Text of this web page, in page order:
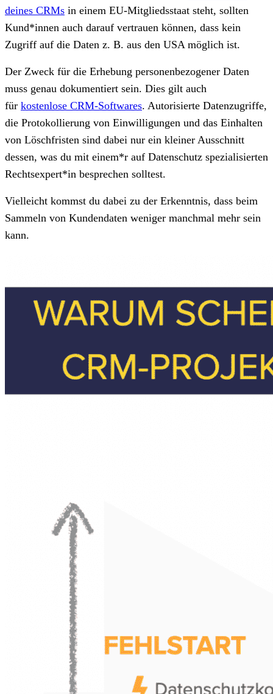
deines CRMs in einem EU-Mitgliedsstaat steht, sollten
Kund*innen auch darauf vertrauen können, dass kein
Zugriff auf die Daten z. B. aus den USA möglich ist.
Der Zweck für die Erhebung personenbezogener Daten
muss genau dokumentiert sein. Dies gilt auch
für kostenlose CRM-Softwares. Autorisierte Datenzugriffe,
die Protokollierung von Einwilligungen und das Einhalten
von Löschfristen sind dabei nur ein kleiner Ausschnitt
dessen, was du mit einem*r auf Datenschutz spezialisierten
Rechtsexpert*in besprechen solltest.
Vielleicht kommst du dabei zu der Erkenntnis, dass beim
Sammeln von Kundendaten weniger manchmal mehr sein
kann.